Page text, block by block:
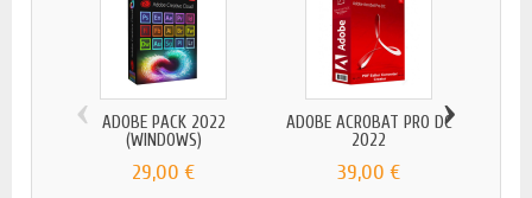
ADOBE PACK 2022
(WINDOWS)
29,00 €
ADOBE ACROBAT PRO DC
2022
39,00 €
‹ ›